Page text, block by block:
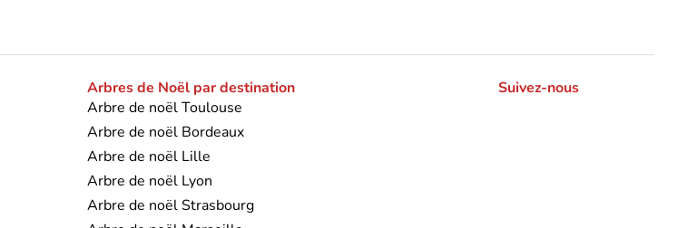
Arbres de Noël par destination
Arbre de noël Toulouse
Arbre de noël Bordeaux
Arbre de noël Lille
Arbre de noël Lyon
Arbre de noël Strasbourg
Suivez-nous